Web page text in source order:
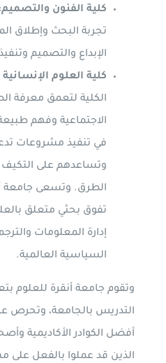
كلية الفنون
تجربة البحث وإطلاق
الإبداع والتصميم
كلية العلوم الإنسانية
الكلية لتعمق معرفة
الاجتماعية وفهم
في تنفيذ مشروعات
وتساعدهم على
الطرق. وتسعى جامعة
تفوق بحثي متعلق
إدارة المعلومات
السياسية العالمية.
وتقوم جامعة أنقرة للعلوم
التدريس بالجامعة، وتحرص
أفضل الكوادر الأكاديمية
الذين قد عملوا بالفعل على